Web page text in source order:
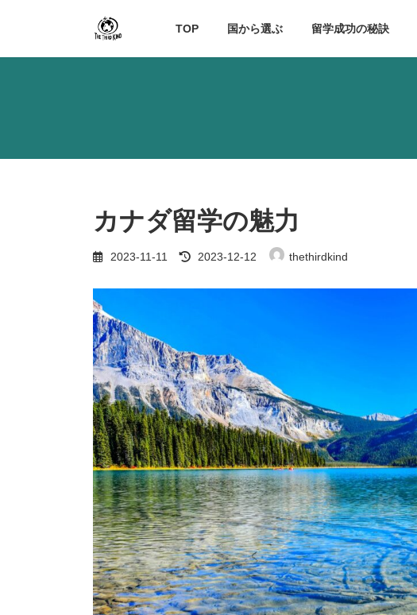
ン
プ
ー
動
TOP 国から選ぶ 留学成功の秘訣
カナダ留学の魅力
2023-11-11
最
終
2023-12-12 thethirdkind